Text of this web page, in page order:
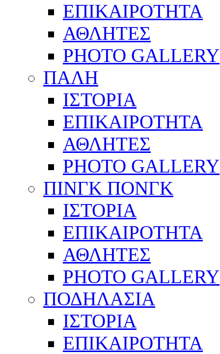
ΕΠΙΚΑΙΡΟΤΗΤΑ
ΑΘΛΗΤΕΣ
PHOTO GALLERY
ΠΑΛΗ
ΙΣΤΟΡΙΑ
ΕΠΙΚΑΙΡΟΤΗΤΑ
ΑΘΛΗΤΕΣ
PHOTO GALLERY
ΠΙΝΓΚ ΠΟΝΓΚ
ΙΣΤΟΡΙΑ
ΕΠΙΚΑΙΡΟΤΗΤΑ
ΑΘΛΗΤΕΣ
PHOTO GALLERY
ΠΟΔΗΛΑΣΙΑ
ΙΣΤΟΡΙΑ
ΕΠΙΚΑΙΡΟΤΗΤΑ